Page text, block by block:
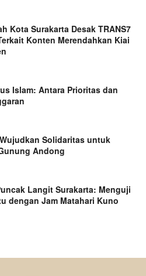
Kota Surakarta Desak TRANS7
Konten Merendahkan Kiai
Islam: Antara Prioritas dan
Solidaritas untuk
Andong
Langit Surakarta: Menguji
dengan Jam Matahari Kuno